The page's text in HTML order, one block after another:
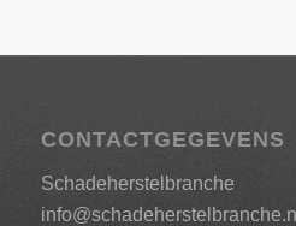
CONTACTGEGEVENS
Schadeherstelbranche
info@schadeherstelbranche.nl